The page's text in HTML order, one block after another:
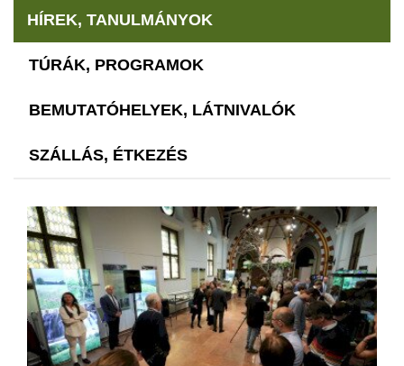
HÍREK, TANULMÁNYOK
TÚRÁK, PROGRAMOK
BEMUTATÓHELYEK, LÁTNIVALÓK
SZÁLLÁS, ÉTKEZÉS